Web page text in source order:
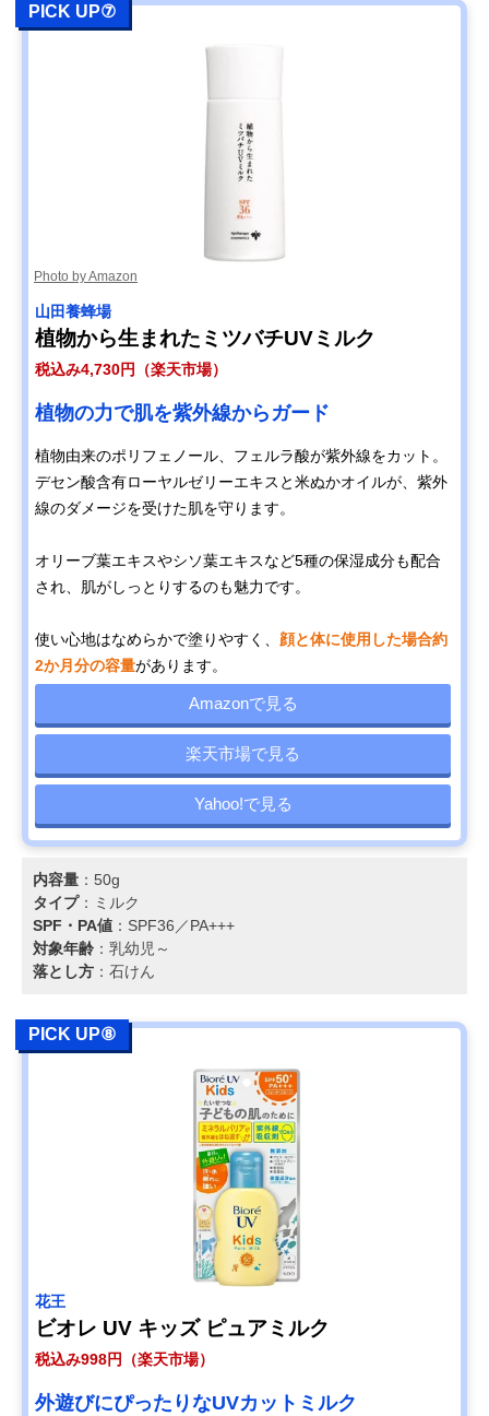
PICK UP⑦
Photo by Amazon
山田養蜂場
植物から生まれたミツバチUVミルク
税込み4,730円（楽天市場）
植物の力で肌を紫外線からガード
植物由来のポリフェノール、フェルラ酸が紫外線をカット。
デセン酸含有ローヤルゼリーエキスと米ぬかオイルが、紫外
線のダメージを受けた肌を守ります。
オリーブ葉エキスやシソ葉エキスなど5種の保湿成分も配合
され、肌がしっとりするのも魅力です。
使い心地はなめらかで塗りやすく、 顔と体に使用した場合約
2か月分の容量があります。
Amazonで見る
楽天市場で見る
Yahoo!で見る
内容量 ：50g
タイプ：ミルク
SPF・PA値 ：SPF36／PA+++
対象年齢 ：乳幼児～
落とし方 ：石けん
PICK UP⑧
花王
ビオレ UV キッズ ピュアミルク
税込み998円（楽天市場）
外遊びにぴったりなUVカットミルク